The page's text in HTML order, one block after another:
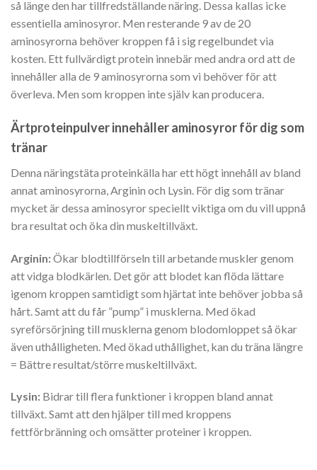
så länge den har tillfredställande näring. Dessa kallas icke
essentiella aminosyror. Men resterande 9 av de 20
aminosyrorna behöver kroppen få i sig regelbundet via
kosten. Ett fullvärdigt protein innebär med andra ord att de
innehåller alla de 9 aminosyrorna som vi behöver för att
överleva. Men som kroppen inte själv kan producera.
Ärtproteinpulver innehåller aminosyror för dig som
tränar
Denna näringstäta proteinkälla har ett högt innehåll av bland
annat aminosyrorna, Arginin och Lysin. För dig som tränar
mycket är dessa aminosyror speciellt viktiga om du vill uppnå
bra resultat och öka din muskeltillväxt.
Arginin:Ökar blodtillförseln till arbetande muskler genom
att vidga blodkärlen. Det gör att blodet kan flöda lättare
igenom kroppen samtidigt som hjärtat inte behöver jobba så
hårt. Samt att du får ”pump” i musklerna. Med ökad
syreförsörjning till musklerna genom blodomloppet så ökar
även uthålligheten. Med ökad uthållighet, kan du träna längre
= Bättre resultat/större muskeltillväxt.
Lysin: Bidrar till flera funktioner i kroppen bland annat
tillväxt. Samt att den hjälper till med kroppens
fettförbränning och omsätter proteiner i kroppen.